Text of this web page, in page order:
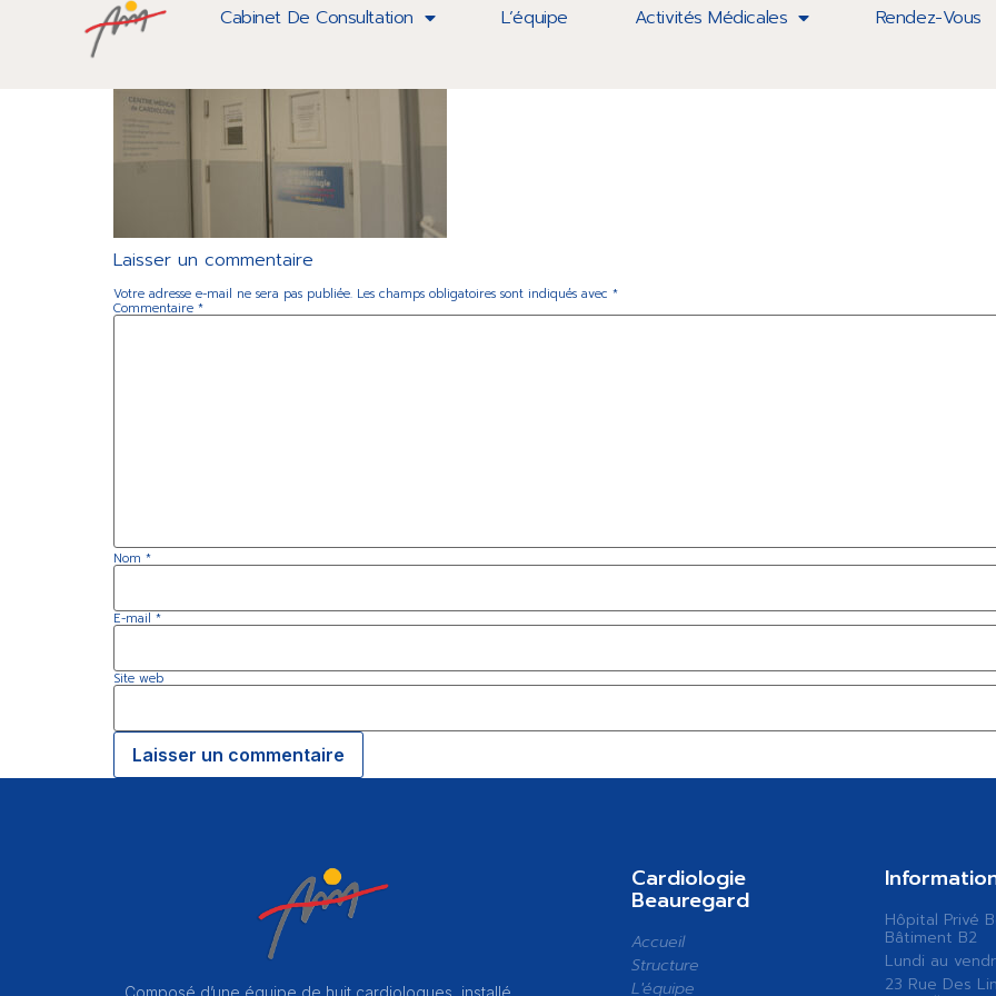
Cabinet De Consultation L’équipe Activités Médicales Rendez-Vous
Cardiologie-Beauregard-101
Laisser un commentaire
Votre adresse e-mail ne sera pas publiée. Les champs obligatoires sont indiqués avec *
Commentaire *
Nom *
E-mail *
Site web
Composé d’une équipe de huit cardiologues, installé
Cardiologie
Beauregard
Accueil
Structure
L'équipe
Hôpital Privé
Bâtiment B2
Lundi au
23 Rue Des